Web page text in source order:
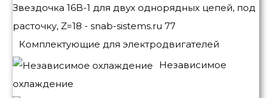
Комплектующие для электродвигателей
Независимое
охлаждение